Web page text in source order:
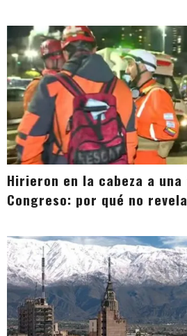
Hirieron en la cabeza a
Congreso: por qué no